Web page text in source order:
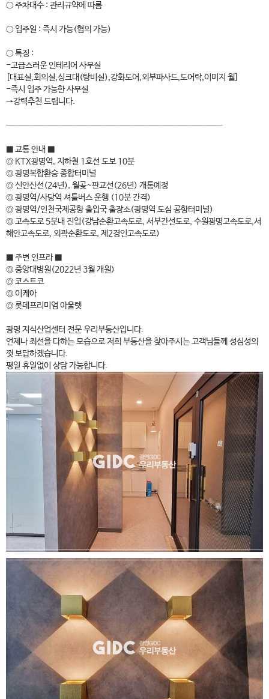
○ 주차대수 : 관리규약에 따름
○ 입주일 : 즉시 가능(협의 가능)
○ 특징 :
-고급스러운 인테리어 사무실
[대표실,회의실,싱크대(탕비실),강화도어,외부파사드,도어락,이미지 월]
-즉시 입주 가능한 사무실
→강력추천 드립니다.
──────────────────────────────
■ 교통 안내 ■
◎ KTX광명역, 지하철 1호선 도보 10분
◎ 광명복합환승 종합터미널
◎ 신안산선(24년), 월곶~판교선(26년) 개통예정
◎ 광명역/사당역 셔틀버스 운행 (10분 간격)
◎ 광명역/인천국제공항 출입국 출장소(광명역 도심 공항터미널)
◎ 고속도로 5분내 진입(강남순환고속도로, 서부간선도로, 수원광명고속도로,서
해안고속도로, 외곽순환도로, 제2경인고속도로)
■ 주변 인프라 ■
◎ 중앙대병원(2022년 3월 개원)
◎ 코스트코
◎ 이케아
◎ 롯데프리미엄 아울렛
광명 지식산업센터 전문 우리부동산입니다.
언제나 최선을 다하는 모습으로 저희 부동산을 찾아주시는 고객님들께 성심성의
껏 보답하겠습니다.
평일 휴일없이 상담 가능합니다.